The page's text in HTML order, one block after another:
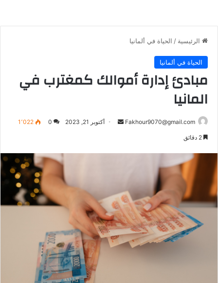
الرئيسية / الحياة في ألمانيا
الحياة في ألمانيا
مبادئ إدارة أموالك كمغترب في
المانيا
Fakhour9070@gmail.com
أرسل أكتوبر 21, 2023 0 1٬022